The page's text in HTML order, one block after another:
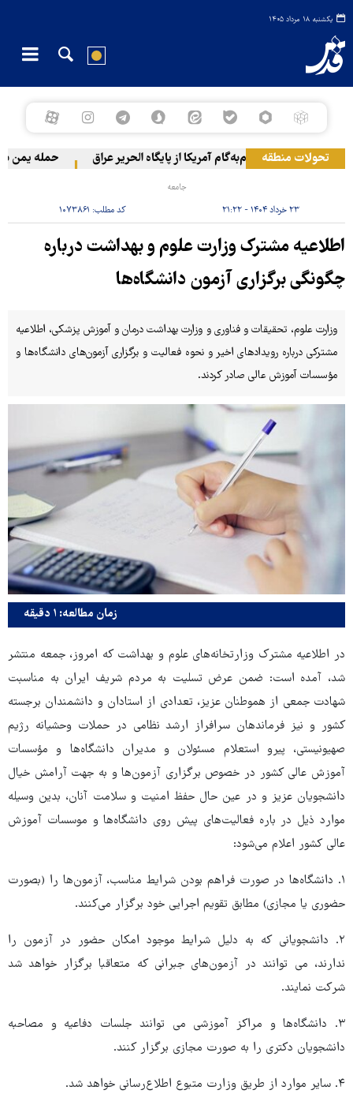
یکشنبه ۱۸ مرداد ۱۴۰۵
تحولات منطقهخروج گام‌به‌گام آمریکا از پایگاه الحریر عراق حمله یمن به
جامعه
۲۳ خرداد ۱۴۰۴ - ۲۱:۲۲ کد مطلب: ۱۰۷۳۸۶۱
اطلاعیه مشترک وزارت علوم و بهداشت درباره
چگونگی برگزاری آزمون دانشگاه‌ها
وزارت علوم، تحقیقات و فناوری و وزارت بهداشت درمان و آموزش پزشکی، اطلاعیه
مشترکی درباره رویدادهای اخیر و نحوه فعالیت و برگزاری آزمون‌های دانشگاه‌ها و
مؤسسات آموزش عالی صادر کردند.
زمان مطالعه: ۱ دقیقه
در اطلاعیه مشترک وزارتخانه‌های علوم و بهداشت که امروز، جمعه منتشر
شد، آمده است: ضمن عرض تسلیت به مردم شریف ایران به مناسبت
شهادت جمعی از هموطنان عزیز، تعدادی از استادان و دانشمندان برجسته
کشور و نیز فرماندهان سرافراز ارشد نظامی در حملات وحشیانه رژیم
صهیونیستی، پیرو استعلام مسئولان و مدیران دانشگاه‌ها و مؤسسات
آموزش عالی کشور در خصوص برگزاری آزمون‌ها و به جهت آرامش خیال
دانشجویان عزیز و در عین حال حفظ امنیت و سلامت آنان، بدین وسیله
موارد ذیل در باره فعالیت‌های پیش روی دانشگاه‌ها و موسسات آموزش
عالی کشور اعلام می‌شود:
۱. دانشگاه‌ها در صورت فراهم بودن شرایط مناسب، آزمون‌ها را (بصورت
حضوری یا مجازی) مطابق تقویم اجرایی خود برگزار می‌کنند.
۲. دانشجویانی که به دلیل شرایط موجود امکان حضور در آزمون را
ندارند، می توانند در آزمون‌های جبرانی که متعاقبا برگزار خواهد شد
شرکت نمایند.
۳. دانشگاه‌ها و مراکز آموزشی می توانند جلسات دفاعیه و مصاحبه
دانشجویان دکتری را به صورت مجازی برگزار کنند.
۴. سایر موارد از طریق وزارت متبوع اطلاع‌رسانی خواهد شد.